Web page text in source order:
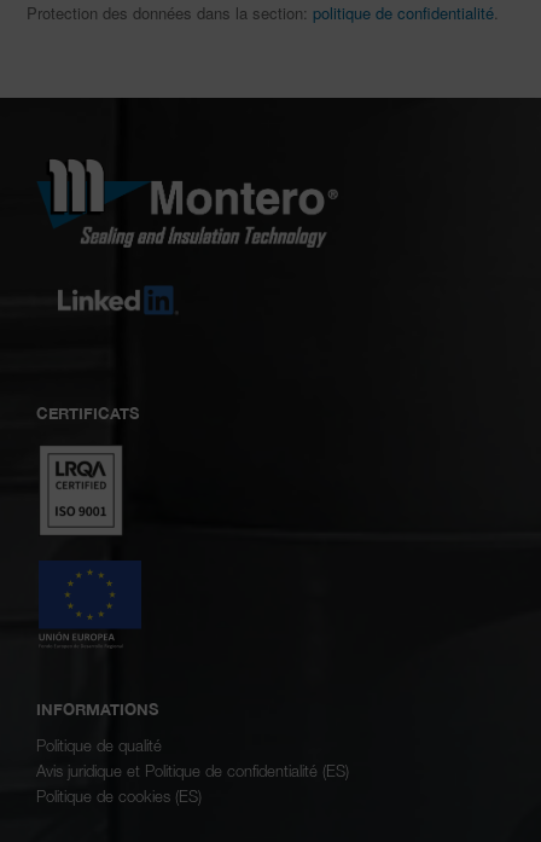
Protection des données dans la section: politique de confidentialité.
CERTIFICATS
INFORMATIONS
Politique de qualité
Avis juridique et Politique de confidentialité (ES)
Politique de cookies (ES)